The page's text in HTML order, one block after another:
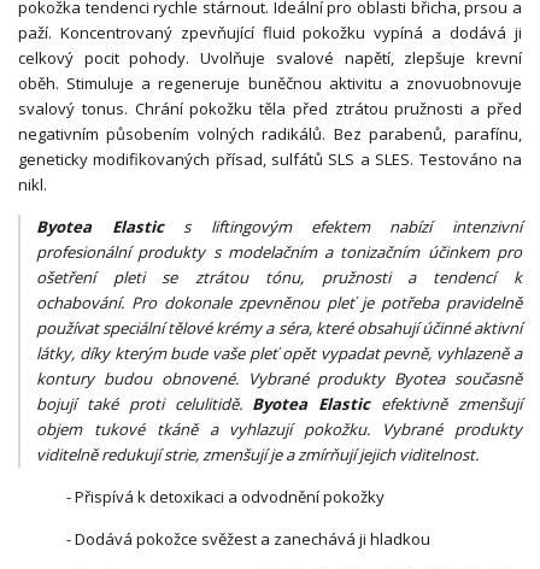
pokožka tendenci rychle stárnout. Ideální pro oblasti břicha, prsou a
paží. Koncentrovaný zpevňující fluid pokožku vypíná a dodává ji
celkový pocit pohody. Uvolňuje svalové napětí, zlepšuje krevní
oběh. Stimuluje a regeneruje buněčnou aktivitu a znovuobnovuje
svalový tonus. Chrání pokožku těla před ztrátou pružnosti a před
negativním působením volných radikálů. Bez parabenů, parafínu,
geneticky modifikovaných přísad, sulfátů SLS a SLES. Testováno na
nikl.
Byotea Elastics liftingovým efektem nabízí intenzivní
profesionální produkty s modelačním a tonizačním účinkem pro
ošetření pleti se ztrátou tónu, pružnosti a tendencí k
ochabování. Pro dokonale zpevněnou pleť je potřeba pravidelně
používat speciální tělové krémy a séra, které obsahují účinné aktivní
látky, díky kterým bude vaše pleť opět vypadat pevně, vyhlazeně a
kontury budou obnovené. Vybrané produkty Byotea současně
bojují také proti celulitidě. Byotea Elasticefektivně zmenšují
objem tukové tkáně a vyhlazují pokožku. Vybrané produkty
viditelně redukují strie, zmenšují je a zmírňují jejich viditelnost.
- Přispívá k detoxikaci a odvodnění pokožky
- Dodává pokožce svěžest a zanechává ji hladkou